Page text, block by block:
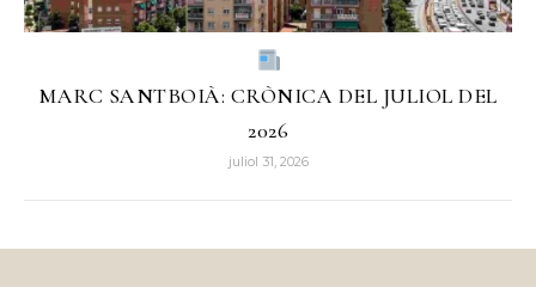
MARC SANTBOIÀ: CRÒNICA DEL JULIOL DEL
2026
juliol 31, 2026